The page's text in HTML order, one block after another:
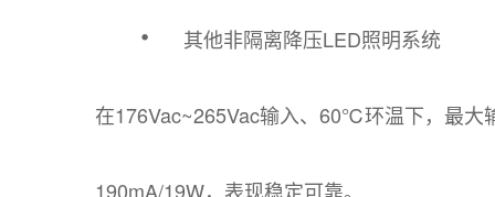
· 其他非隔离降压LED照明系统
在176Vac~265Vac输入、60℃环温下，最
190mA/19W，表现稳定可靠。